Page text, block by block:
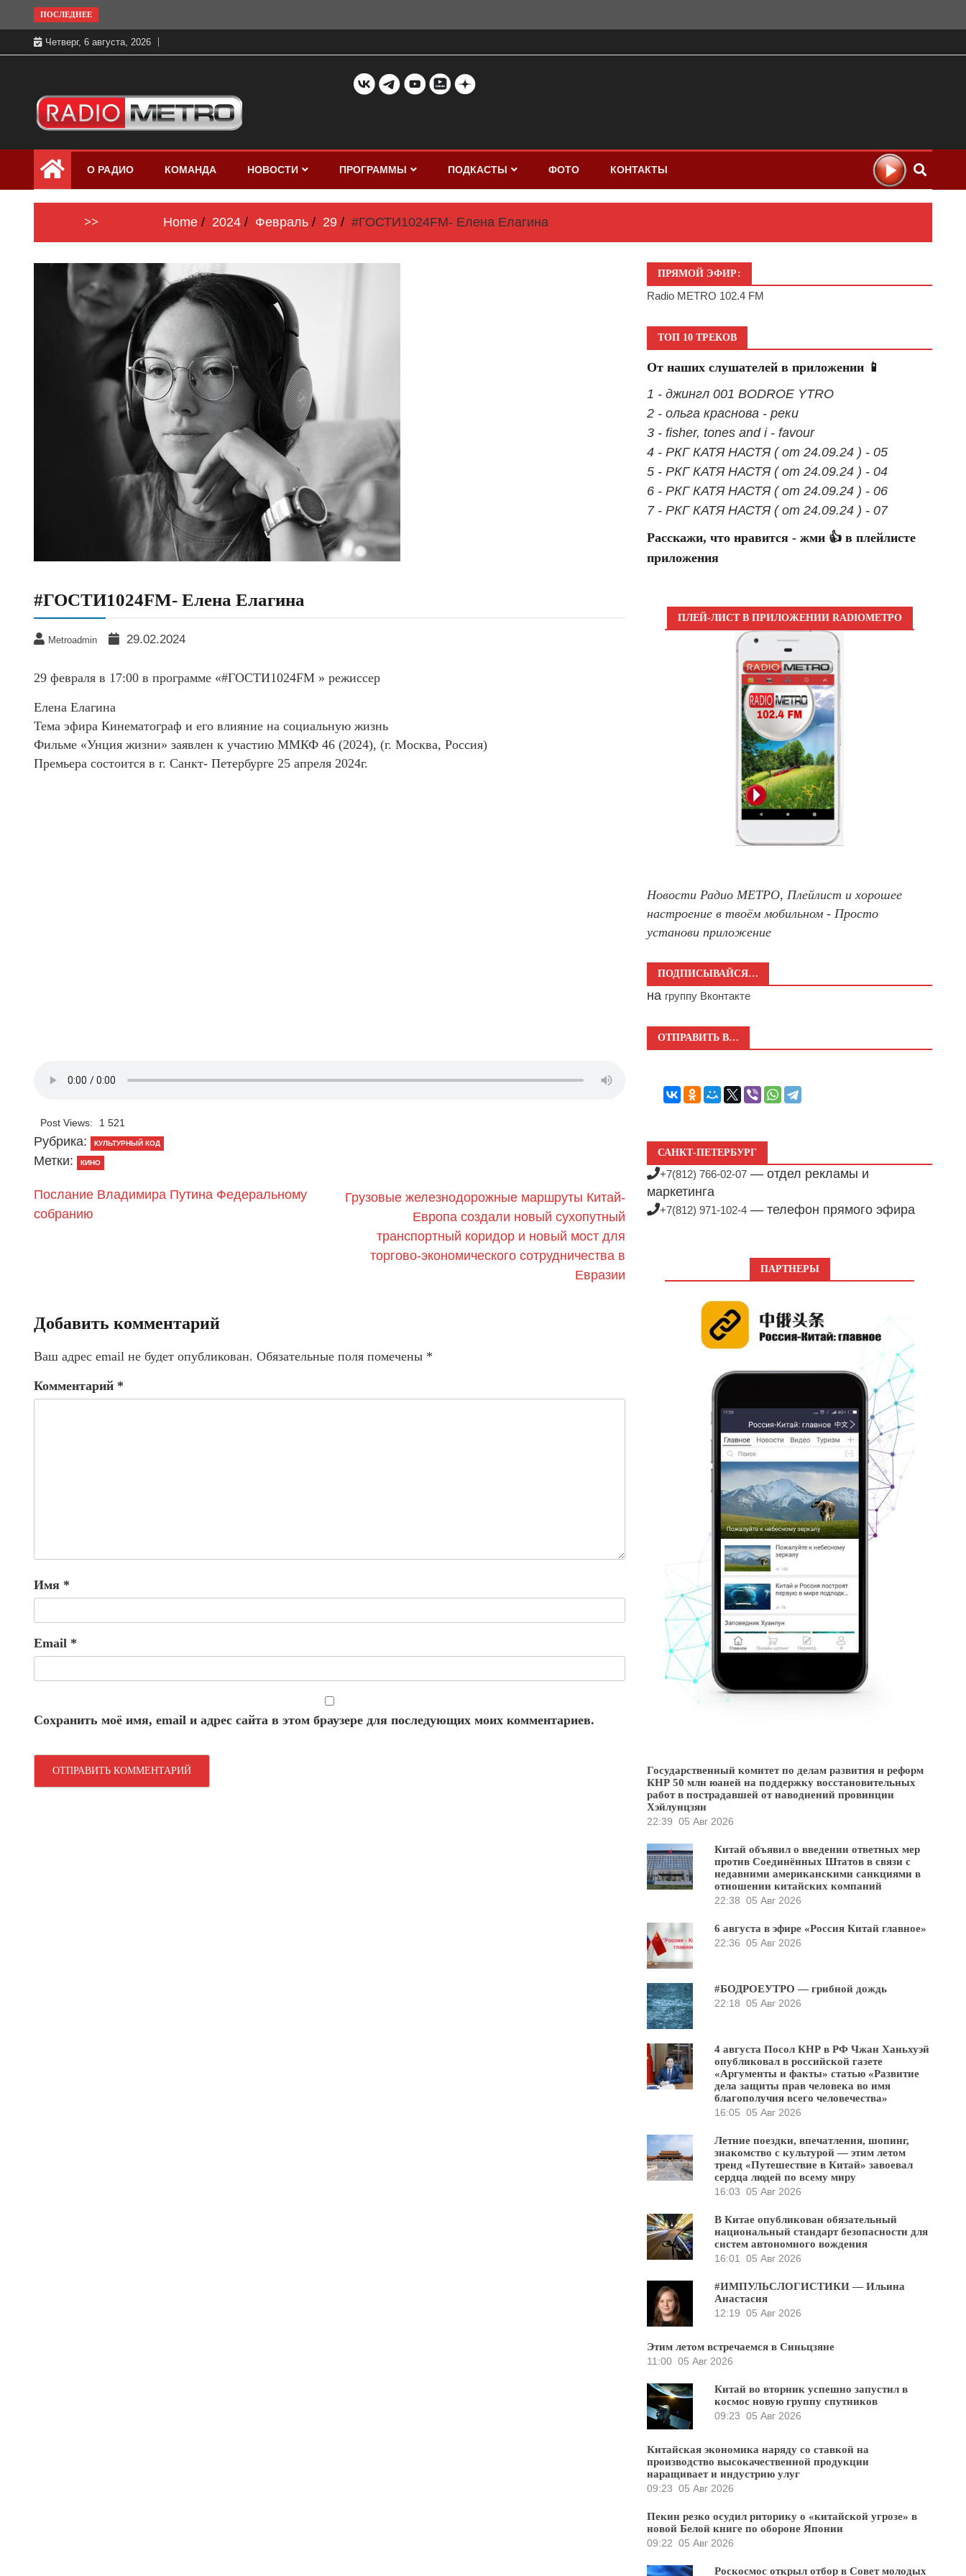
to
content
ПОСЛЕДНЕЕ
Четверг, 6 августа, 2026
Радио МЕТРО
бесплатно в хорошем качестве Санкт-
Петербург и Россия
О РАДИО КОМАНДА НОВОСТИ ПРОГРАММЫ ПОДКАСТЫ ФОТО КОНТАКТЫ
>> Home 2024 Февраль 29 #ГОСТИ1024FM- Елена Елагина
#ГОСТИ1024FM- Елена Елагина
Metroadmin 29.02.2024
29 февраля в 17:00 в программе «#ГОСТИ1024FM » режиссер
Елена Елагина
Тема эфира Кинематограф и его влияние на социальную жизнь
Фильме «Унция жизни» заявлен к участию ММКФ 46 (2024), (г. Москва, Россия)
Премьера состоится в г. Санкт- Петербурге 25 апреля 2024г.
Post Views: 1 521
Рубрика: КУЛЬТУРНЫЙ КОД
Метки: КИНО
Послание Владимира Путина Федеральному
собранию
Грузовые железнодорожные маршруты Китай-
Европа создали новый сухопутный
транспортный коридор и новый мост для
торгово-экономического сотрудничества в
Евразии
Добавить комментарий
Ваш адрес email не будет опубликован. Обязательные поля помечены *
Комментарий *
Имя *
Email *
Сохранить моё имя, email и адрес сайта в этом браузере для последующих моих комментариев.
ПРЯМОЙ ЭФИР:
Radio METRO 102.4 FM
ТОП 10 ТРЕКОВ
От наших слушателей в приложении 📱
1 - джингл 001 BODROE YTRO
2 - ольга краснова - реки
3 - fisher, tones and i - favour
4 - РКГ КАТЯ НАСТЯ ( от 24.09.24 ) - 05
5 - РКГ КАТЯ НАСТЯ ( от 24.09.24 ) - 04
6 - РКГ КАТЯ НАСТЯ ( от 24.09.24 ) - 06
7 - РКГ КАТЯ НАСТЯ ( от 24.09.24 ) - 07
Расскажи, что нравится - жми 👍 в плейлисте
приложения
ПЛЕЙ-ЛИСТ В ПРИЛОЖЕНИИ RADIOМЕТРО
Новости Радио МЕТРО, Плейлист и хорошее
настроение в твоём мобильном - Просто
установи приложение
ПОДПИСЫВАЙСЯ…
на группу Вконтакте
ОТПРАВИТЬ В…
САНКТ-ПЕТЕРБУРГ
+7(812) 766-02-07 — отдел рекламы и
маркетинга
+7(812) 971-102-4 — телефон прямого эфира
ПАРТНЕРЫ
Государственный комитет по делам развития и реформ
КНР 50 млн юаней на поддержку восстановительных
работ в пострадавшей от наводнений провинции
Хэйлунцзян
22:39 05 Авг 2026
Китай объявил о введении ответных мер
против Соединённых Штатов в связи с
недавними американскими санкциями в
отношении китайских компаний
22:38 05 Авг 2026
6 августа в эфире «Россия Китай главное»
22:36 05 Авг 2026
#БОДРОЕУТРО — грибной дождь
22:18 05 Авг 2026
4 августа Посол КНР в РФ Чжан Ханьхуэй
опубликовал в российской газете
«Аргументы и факты» статью «Развитие
дела защиты прав человека во имя
благополучия всего человечества»
16:05 05 Авг 2026
Летние поездки, впечатления, шопинг,
знакомство с культурой — этим летом
тренд «Путешествие в Китай» завоевал
сердца людей по всему миру
16:03 05 Авг 2026
В Китае опубликован обязательный
национальный стандарт безопасности для
систем автономного вождения
16:01
05 Авг 2026
#ИМПУЛЬСЛОГИСТИКИ — Ильина
Анастасия
12:19 05 Авг 2026
Этим летом встречаемся в Синьцзяне
11:00 05 Авг 2026
Китай во вторник успешно запустил в
космос новую группу спутников
09:23 05 Авг 2026
Китайская экономика наряду со ставкой на
производство высокачественной продукции
наращивает и индустрию улуг
09:23 05 Авг 2026
Пекин резко осудил риторику о «китайской угрозе» в
новой Белой книге по обороне Японии
09:22 05 Авг 2026
Роскосмос открыл отбор в Совет молодых